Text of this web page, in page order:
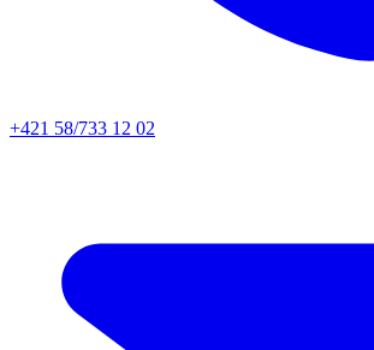
+421 58/733 12 02